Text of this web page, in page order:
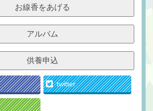
お線香をあげる
アルバム
供養申込
twitter